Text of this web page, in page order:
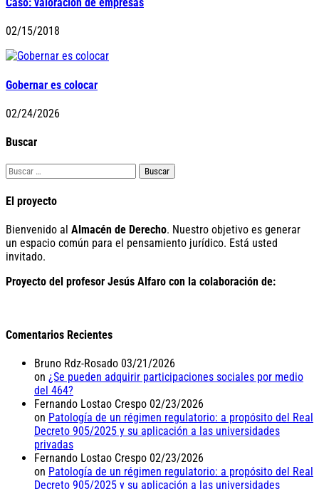
02/15/2018
Gobernar es colocar
02/24/2026
Buscar
Buscar:
El proyecto
Bienvenido al Almacén de Derecho. Nuestro objetivo es generar
un espacio común para el pensamiento jurídico. Está usted
invitado.
Proyecto del profesor Jesús Alfaro con la colaboración de:
Comentarios Recientes
Bruno Rdz-Rosado 03/21/2026
on ¿Se pueden adquirir participaciones sociales por medio
del 464?
Fernando Lostao Crespo 02/23/2026
on Patología de un régimen regulatorio: a propósito del Real
Decreto 905/2025 y su aplicación a las universidades
privadas
Fernando Lostao Crespo 02/23/2026
on Patología de un régimen regulatorio: a propósito del Real
Decreto 905/2025 y su aplicación a las universidades